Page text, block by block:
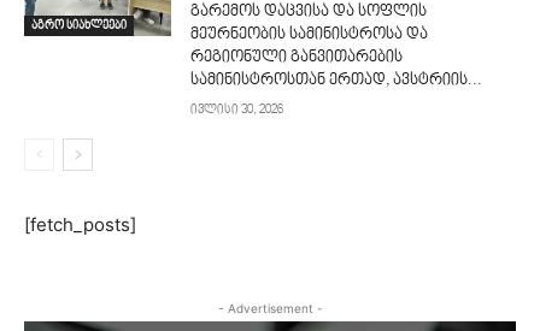
აგრო სიახლეები
გარემოს დაცვისა და სოფლის
მეურნეობის სამინისტროსა და
რეგიონული განვითარების
სამინისტროსთან ერთად, ავსტრიის...
ივლისი 30, 2026
[fetch_posts]
- Advertisement -